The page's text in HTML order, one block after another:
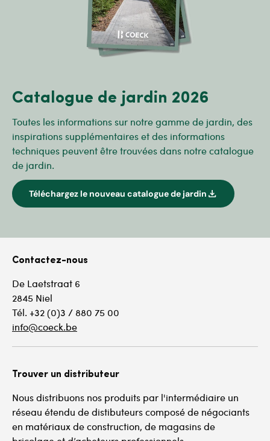
Catalogue de jardin 2026
Toutes les informations sur notre gamme de jardin, des
inspirations supplémentaires et des informations
techniques peuvent être trouvées dans notre catalogue
de jardin.
Téléchargez le nouveau catalogue de jardin download
Contactez-nous
De Laetstraat 6
2845 Niel
Tél. +32 (0)3 / 880 75 00
info@coeck.be
Trouver un distributeur
Nous distribuons nos produits par l'intermédiaire un
réseau étendu de distibuteurs composé de négociants
en matériaux de construction, de magasins de